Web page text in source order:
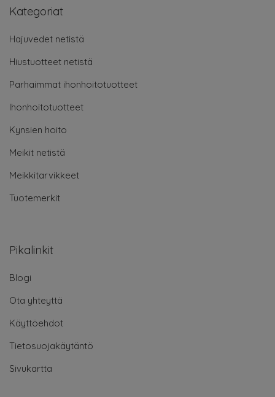
Kategoriat
Hajuvedet netistä
Hiustuotteet netistä
Parhaimmat ihonhoitotuotteet
Ihonhoitotuotteet
Kynsien hoito
Meikit netistä
Meikkitarvikkeet
Tuotemerkit
Pikalinkit
Blogi
Ota yhteyttä
Käyttöehdot
Tietosuojakäytäntö
Sivukartta